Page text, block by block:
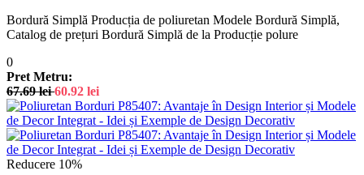
Bordură Simplă Producția de poliuretan Modele Bordură Simplă,
Catalog de prețuri Bordură Simplă de la Producție polure
0
Pret Metru:
67.69lei 60.92 lei
Reducere 10%